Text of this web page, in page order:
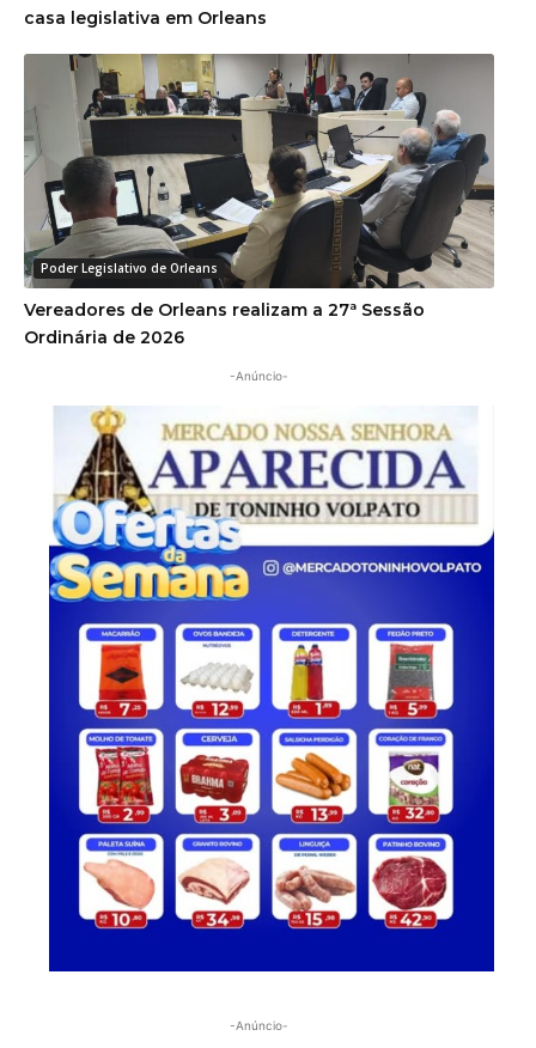
casa legislativa em Orleans
Poder Legislativo de Orleans
Vereadores de Orleans realizam a 27ª Sessão
Ordinária de 2026
-Anúncio-